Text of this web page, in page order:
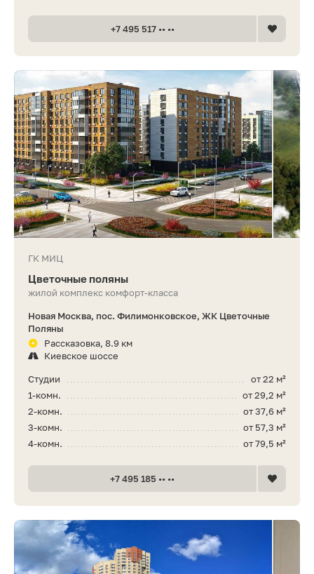
+7 495 517 •• ••
ГК МИЦ
Цветочные поляны
жилой комплекс комфорт-класса
Новая Москва, пос. Филимонковское, ЖК Цветочные
Поляны
Рассказовка, 8.9 км
Киевское шоссе
от 22 м²
Студии
от 29,2 м²
1-комн.
от 37,6 м²
2-комн.
от 57,3 м²
3-комн.
от 79,5 м²
4-комн.
+7 495 185 •• ••